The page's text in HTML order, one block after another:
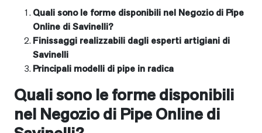
Quali sono le forme disponibili nel Negozio di Pipe
Online di Savinelli?
Finissaggi realizzabili dagli esperti artigiani di
Savinelli
Principali modelli di pipe in radica
Quali sono le forme disponibili
nel Negozio di Pipe Online di